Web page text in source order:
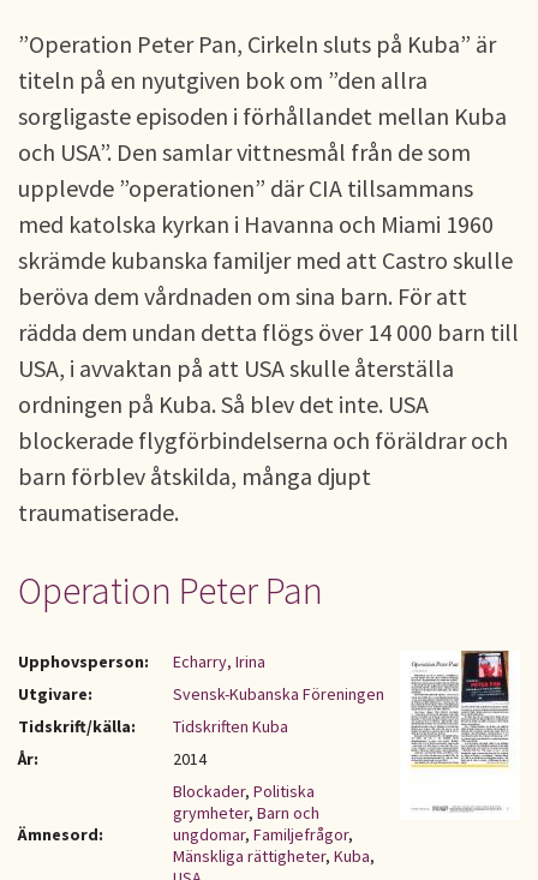
”Operation Peter Pan, Cirkeln sluts på Kuba” är
titeln på en nyutgiven bok om ”den allra
sorgligaste episoden i förhållandet mellan Kuba
och USA”. Den samlar vittnesmål från de som
upplevde ”operationen” där CIA tillsammans
med katolska kyrkan i Havanna och Miami 1960
skrämde kubanska familjer med att Castro skulle
beröva dem vårdnaden om sina barn. För att
rädda dem undan detta flögs över 14 000 barn till
USA, i avvaktan på att USA skulle återställa
ordningen på Kuba. Så blev det inte. USA
blockerade flygförbindelserna och föräldrar och
barn förblev åtskilda, många djupt
traumatiserade.
Operation Peter Pan
Upphovsperson:
Echarry, Irina
Utgivare:
Svensk-Kubanska Föreningen
Tidskrift/källa:
Tidskriften Kuba
År:
2014
Ämnesord:
Blockader, Politiska
grymheter, Barn och
ungdomar, Familjefrågor,
Mänskliga rättigheter, Kuba,